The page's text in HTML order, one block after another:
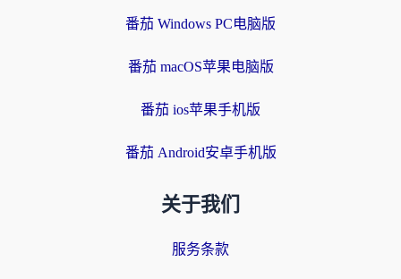
番茄 Windows PC电脑版
番茄 macOS苹果电脑版
番茄 ios苹果手机版
番茄 Android安卓手机版
关于我们
服务条款